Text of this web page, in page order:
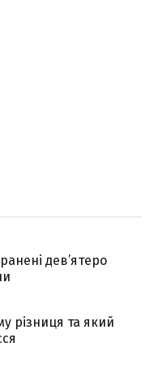
дев’ятеро
різниця та який